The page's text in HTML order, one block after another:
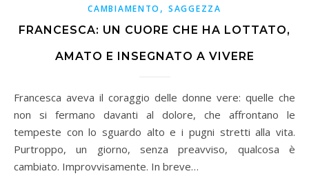
CAMBIAMENTO ,SAGGEZZA
FRANCESCA: UN CUORE CHE HA LOTTATO,
AMATO E INSEGNATO A VIVERE
Francesca aveva il coraggio delle donne vere: quelle che
non si fermano davanti al dolore, che affrontano le
tempeste con lo sguardo alto e i pugni stretti alla vita.
Purtroppo, un giorno, senza preavviso, qualcosa è
cambiato. Improvvisamente. In breve…